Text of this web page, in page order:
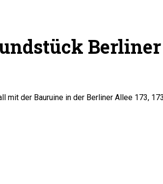
Berliner
der Bauruine in der Berliner Allee 173,